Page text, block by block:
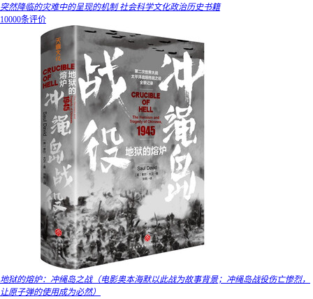
突然降临的灾难中的呈现的机制 社会科学文化政治历史书籍
10000条评价
地狱的熔炉：冲绳岛之战（电影奥本海默以此战为故事背景；冲绳岛战役伤亡惨烈，
让原子弹的使用成为必然）